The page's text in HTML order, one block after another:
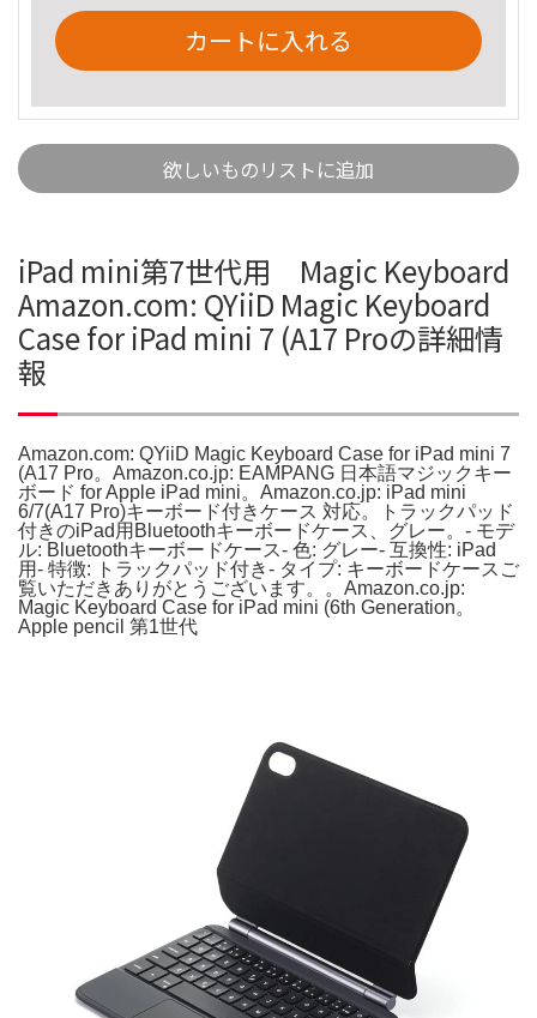
カートに入れる
欲しいものリストに追加
iPad mini第7世代用 Magic Keyboard
Amazon.com: QYiiD Magic Keyboard
Case for iPad mini 7 (A17 Proの詳細情
報
Amazon.com: QYiiD Magic Keyboard Case for iPad mini 7
(A17 Pro。Amazon.co.jp: EAMPANG 日本語マジックキー
ボード for Apple iPad mini。Amazon.co.jp: iPad mini
6/7(A17 Pro)キーボード付きケース 対応。トラックパッド
付きのiPad用Bluetoothキーボードケース、グレー。- モデ
ル: Bluetoothキーボードケース- 色: グレー- 互換性: iPad
用- 特徴: トラックパッド付き- タイプ: キーボードケースご
覧いただきありがとうございます。。Amazon.co.jp:
Magic Keyboard Case for iPad mini (6th Generation。
Apple pencil 第1世代